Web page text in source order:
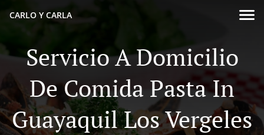
CARLO Y CARLA
Servicio A Domicilio
De Comida Pasta In
Guayaquil Los Vergeles